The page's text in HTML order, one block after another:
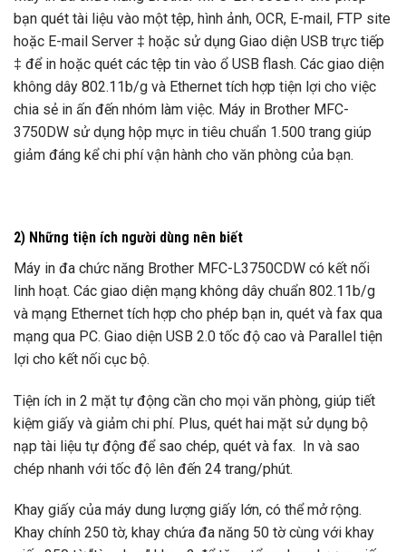
bạn quét tài liệu vào một tệp, hình ảnh, OCR, E-mail, FTP site
hoặc E-mail Server ‡ hoặc sử dụng Giao diện USB trực tiếp
‡ để in hoặc quét các tệp tin vào ổ USB flash. Các giao diện
không dây 802.11b/g và Ethernet tích hợp tiện lợi cho việc
chia sẻ in ấn đến nhóm làm việc. Máy in Brother MFC-
3750DW sử dụng hộp mực in tiêu chuẩn 1.500 trang giúp
giảm đáng kể chi phí vận hành cho văn phòng của bạn.
2) Những tiện ích người dùng nên biết
Máy in đa chức năng Brother MFC-L3750CDW có kết nối
linh hoạt. Các giao diện mạng không dây chuẩn 802.11b/g
và mạng Ethernet tích hợp cho phép bạn in, quét và fax qua
mạng qua PC. Giao diện USB 2.0 tốc độ cao và Parallel tiện
lợi cho kết nối cục bộ.
Tiện ích in 2 mặt tự động cần cho mọi văn phòng, giúp tiết
kiệm giấy và giảm chi phí. Plus, quét hai mặt sử dụng bộ
nạp tài liệu tự động để sao chép, quét và fax. In và sao
chép nhanh với tốc độ lên đến 24 trang/phút.
Khay giấy của máy dung lượng giấy lớn, có thể mở rộng.
Khay chính 250 tờ, khay chứa đa năng 50 tờ cùng với khay